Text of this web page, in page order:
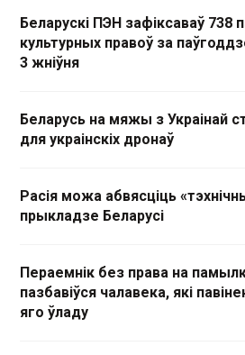
Беларускі ПЭН зафіксаваў 738
культурных правоў за
3 жніўня
Беларусь на мяжы з Украінай
для украінскіх дронаў
Расія можа абвясціць
прыкладзе Беларусі
Пераемнік без права на
пазбавіўся чалавека, які
яго ўладу